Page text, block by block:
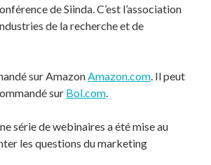
de Siinda. C’est l’association
de la recherche et de
sur AmazonAmazon.com. Il peut
sur Bol.com.
série de webinaires a été mise au
les questions du marketing